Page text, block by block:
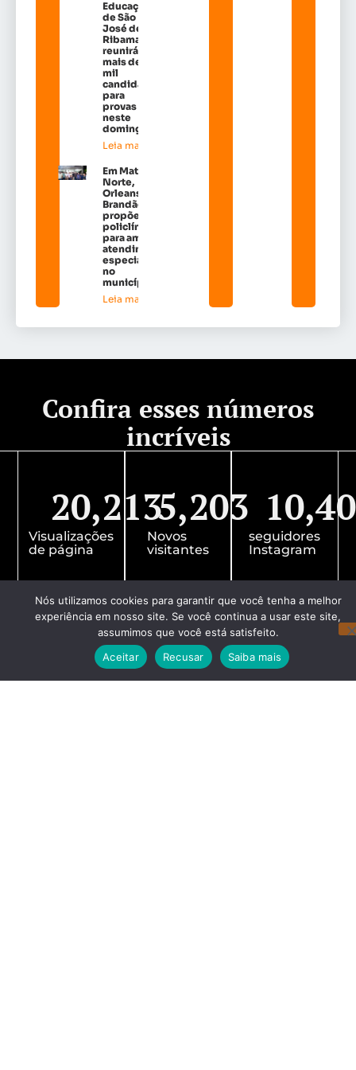
Educação
de São
José de
Ribamar
reunirá
mais de 38
mil
candidatos
para
provas
neste
domingo
Leia mais »
Em Matões do
Norte,
Orleans
Brandão
propõe
policlínicas
para ampliar
atendimento
especializado
no
município*
Leia mais »
Confira esses números
incríveis
Visualizações
de página
20,213
Novos
visitantes
5,203
seguidores
Instagram
Nós utilizamos cookies para garantir que você tenha a melhor
experiência em nosso site. Se você continua a usar este site,
assumimos que você está satisfeito.
Aceitar
Recusar Saiba mais